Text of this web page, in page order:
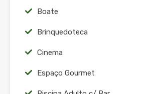
Boate
Brinquedoteca
Cinema
Espaço Gourmet